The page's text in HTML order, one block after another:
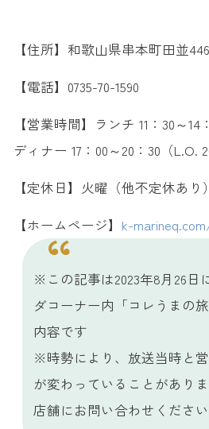
【住所】和歌山県串本町田並446
【電話】0735-70-1590
【営業時間】ランチ 11：30～14
ディナー 17：00～20：30（L.O.
【定休日】火曜（他不定休あり）
【ホームページ】 k-
※この記事は2023年8月26日
ダコーナー内「コレうまの
内容です
※時勢により、放送当時と
が変わっていることがあり
店舗にお問い合わせください